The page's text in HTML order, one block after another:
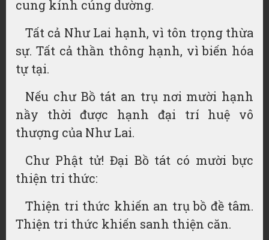
cung kính cúng dường.
Tất cả Như Lai hạnh, vì tôn trọng thừa
sự. Tất cả thần thông hạnh, vì biến hóa
tự tại.
Nếu chư Bồ tát an trụ nơi mười hạnh
nầy thời được hạnh đại trí huệ vô
thượng của Như Lai.
Chư Phật tử! Đại Bồ tát có mười bực
thiện tri thức:
Thiện tri thức khiến an trụ bồ đề tâm.
Thiện tri thức khiến sanh thiện căn.